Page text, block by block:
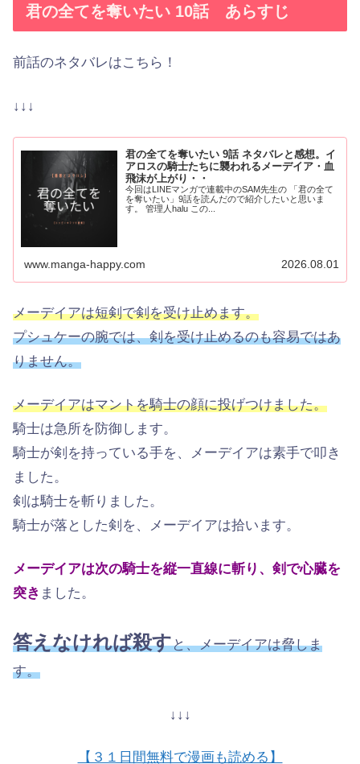
君の全てを奪いたい 10話 あらすじ
前話のネタバレはこちら！
↓↓↓
君の全てを奪いたい 9話 ネタバレと感想。イ
アロスの騎士たちに襲われるメーデイア・血
飛沫が上がり・・
今回はLINEマンガで連載中のSAM先生の 「君の全て
を奪いたい」9話を読んだので紹介したいと思いま
す。 管理人halu この...
www.manga-happy.com 2026.08.01
メーデイアは短剣で剣を受け止めます。
プシュケーの腕では、剣を受け止めるのも容易ではあ
りません。
メーデイアはマントを騎士の顔に投げつけました。
騎士は急所を防御します。
騎士が剣を持っている手を、メーデイアは素手で叩き
ました。
剣は騎士を斬りました。
騎士が落とした剣を、メーデイアは拾います。
メーデイアは次の騎士を縦一直線に斬り、剣で心臓を
突き ました。
答えなければ殺すと、メーデイアは脅しま
す。
↓↓↓
【３１日間無料で漫画も読める】